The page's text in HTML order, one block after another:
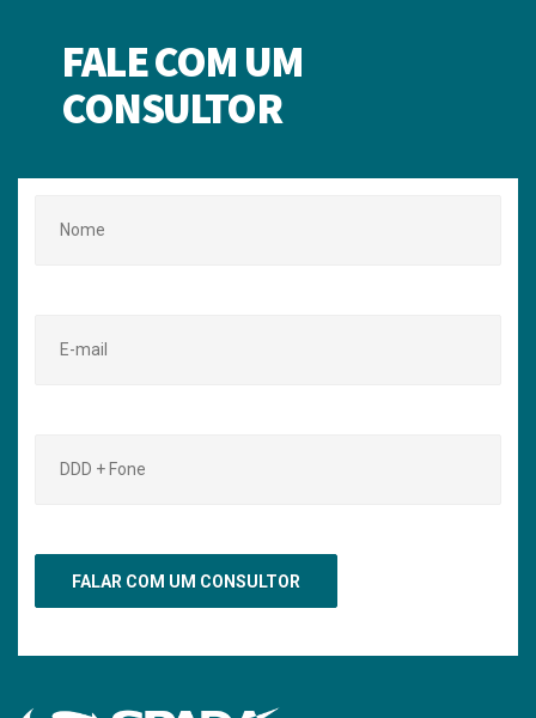
FALE COM UM
CONSULTOR